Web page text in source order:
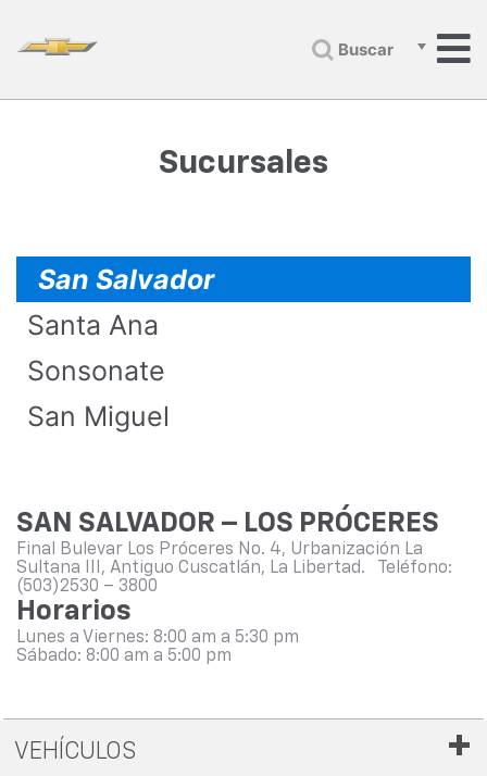
Buscar
Sucursales
San Salvador
Santa Ana
Sonsonate
San Miguel
SAN SALVADOR – LOS PRÓCERES
Final Bulevar Los Próceres No. 4, Urbanización La
Sultana III, Antiguo Cuscatlán, La Libertad.
Teléfono:
(503)2530 – 3800
Horarios
Lunes a Viernes: 8:00 am a 5:30 pm
Sábado: 8:00 am a 5:00 pm
VEHÍCULOS